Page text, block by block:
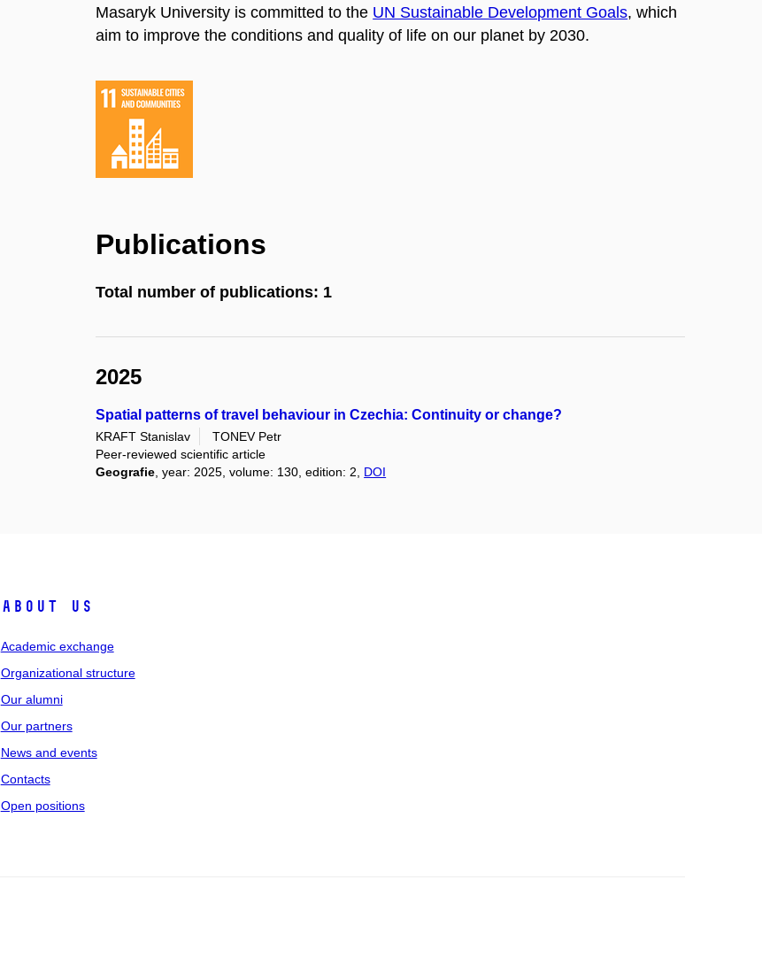
Masaryk University is committed to the UN Sustainable Development Goals, which
aim to improve the conditions and quality of life on our planet by 2030.
Publications
Total number of publications: 1
2025
Spatial patterns of travel behaviour in Czechia: Continuity or change?
KRAFT Stanislav
TONEV Petr
Peer-reviewed scientific article
Geografie , year: 2025, volume: 130, edition: 2, DOI
About Us
Academic exchange
Organizational structure
Our alumni
Our partners
News and events
Contacts
Open positions